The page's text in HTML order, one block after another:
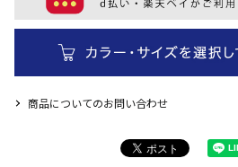
商品についてのお問い合わせ